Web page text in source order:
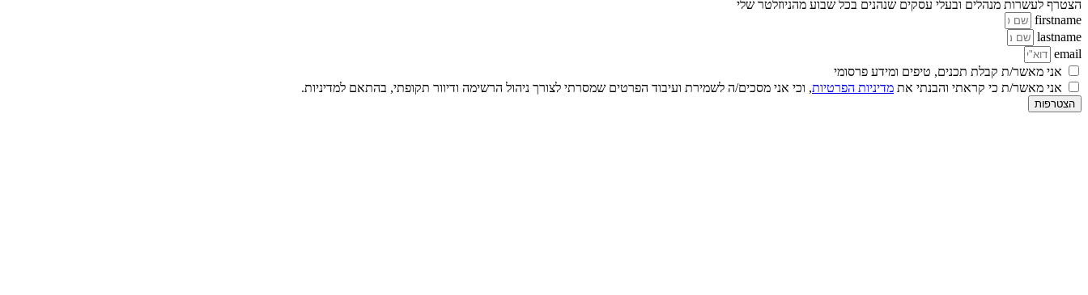
הצטרף לעשרות מנהלים ובעלי עסקים שנהנים בכל שבוע מהניוזלטר שלי
firstname
lastname
email
אני מאשר/ת קבלת תכנים, טיפים ומידע פרסומי
אני מאשר/ת כי קראתי והבנתי את מדיניות הפרטיות, וכי אני מסכים/ה לשמירת ועיבוד הפרטים שמסרתי לצורך ניהול הרשימה ודיוור תקופתי, בהתאם למדיניות.
הצטרפות